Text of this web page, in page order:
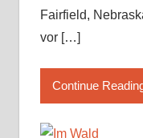
Fairfield,
vor […]
Continue